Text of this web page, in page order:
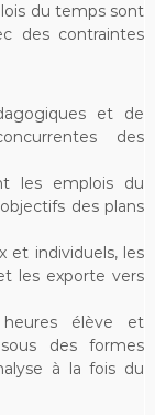
du temps sont
des contraintes
et de
des
les emplois du
des plans
et individuels, les
les exporte vers
élève et
des formes
à la fois du